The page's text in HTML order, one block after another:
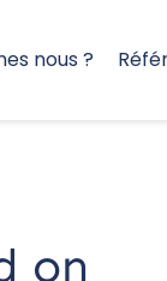
nous ?
on